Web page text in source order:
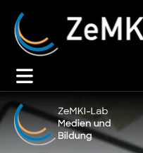
Zum
Inhalt
springen